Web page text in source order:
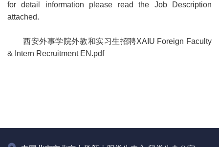
for detail information please read the Job Description
attached.
西安外事学院外教和实习生招聘XAIU Foreign Faculty
& Intern Recruitment EN.pdf